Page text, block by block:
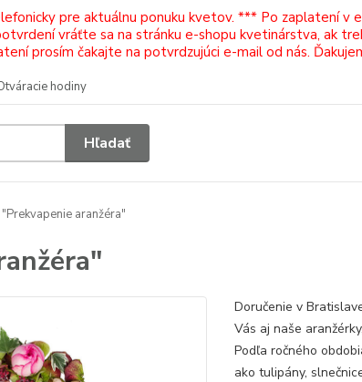
pre aktuálnu ponuku kvetov. *** Po zaplatení
vráťte sa na stránku e-shopu kvetinárstva, ak
prosím čakajte na potvrdzujúci e-mail od nás.
hodiny
Hľadať
"Prekvapenie aranžéra"
Doručenie v
Vás aj naše
Podľa ročného
ako tulipány,